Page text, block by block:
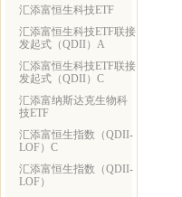
汇添富恒生科技ETF
汇添富恒生科技ETF联接
发起式（QDII）A
汇添富恒生科技ETF联接
发起式（QDII）C
汇添富纳斯达克生物科
技ETF
汇添富恒生指数（QDII-
LOF）C
汇添富恒生指数（QDII-
LOF）